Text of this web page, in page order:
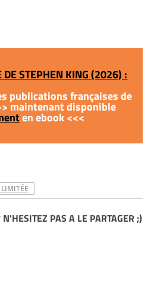
STEPHEN KING (2026) :
publications françaises de
maintenant disponible
en ebook <<<
PAS A LE PARTAGER ;)